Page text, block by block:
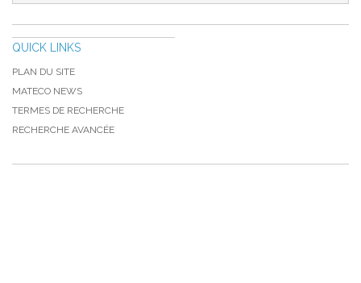
QUICK LINKS
PLAN DU SITE
MATECO NEWS
TERMES DE RECHERCHE
RECHERCHE AVANCÉE